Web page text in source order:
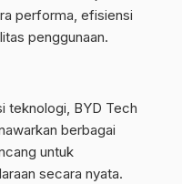
performa, efisiensi
penggunaan.
teknologi, BYD Tech
berbagai
untuk
secara nyata.